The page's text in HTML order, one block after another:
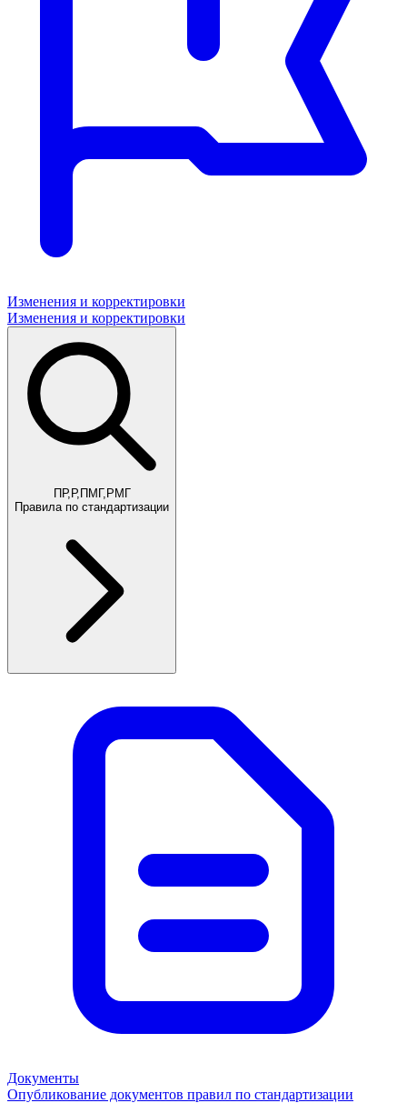
Изменения и корректировки
Изменения и корректировки
ПР,Р,ПМГ,РМГ
Правила по стандартизации
Документы
Опубликование документов правил по стандартизации